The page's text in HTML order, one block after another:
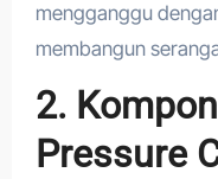
mengganggu
membangun
2.
Pressure